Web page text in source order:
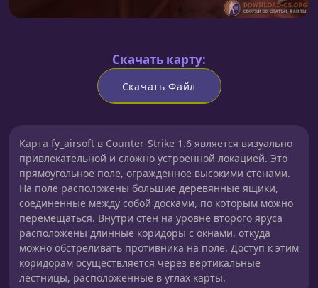
Скачать карту:
Скачать Файл
Карта fy_airsoft в Counter-Strike 1.6 является визуально
привлекательной и сложно устроенной локацией. Это
прямоугольное поле, огражденное высокими стенами.
На поле расположены большие деревянные ящики,
соединенные между собой досками, по которым можно
перемещаться. Внутри стен на уровне второго яруса
расположены длинные коридоры с окнами, откуда
можно обстреливать противника на поле. Доступ к этим
коридорам осуществляется через вертикальные
лестницы, расположенные в углах карты.